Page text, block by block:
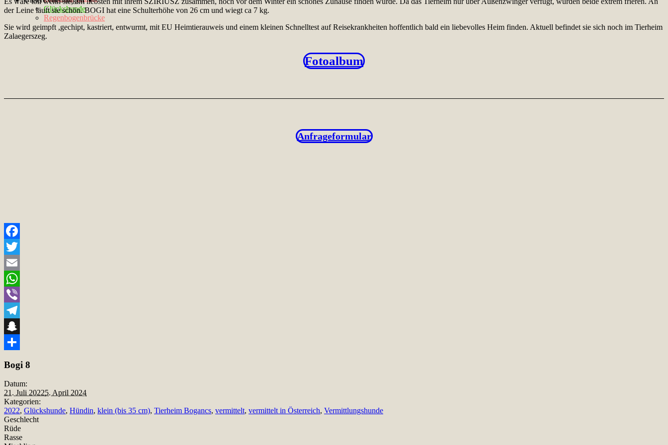
Glückshunde
Regenbogenbrücke
der Leine läuft sie schön. BOGI hat eine Schulterhöhe von 26 cm und wiegt ca 7 kg.
Sie wird geimpft ,gechipt, kastriert, entwurmt, mit EU Heimtierauweis und einem kleinen Schnelltest auf Reisekrankheiten hoffentlich bald ein liebevolles Heim finden. Aktuell befindet sie sich noch im Tierheim
Zalaegerszeg.
Fotoalbum
Anfrageformular
Facebook
Twitter
Email
WhatsApp
Viber
Telegram
Snapchat
Bogi 8
Datum:
21. Juli 20225. April 2024
Kategorien:
2022, Glückshunde, Hündin, klein (bis 35 cm), Tierheim Bogancs, vermittelt, vermittelt in Österreich, Vermittlungshunde
Geschlecht
Rüde
Rasse